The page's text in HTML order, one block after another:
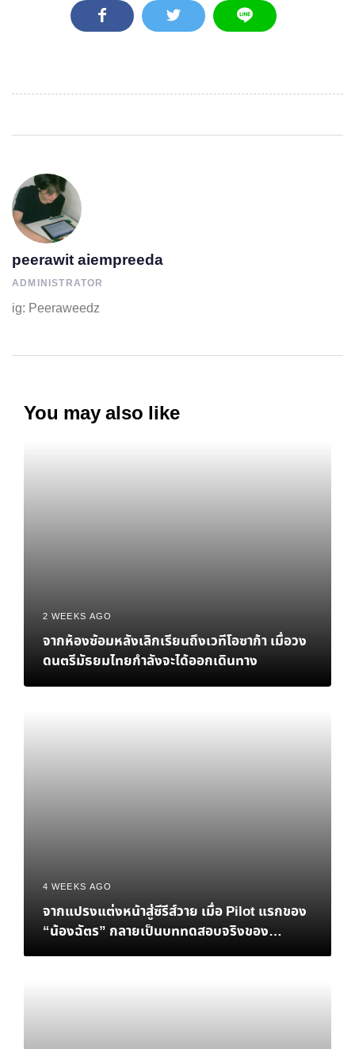
peerawit aiempreeda
ADMINISTRATOR
ig: Peeraweedz
You may also like
2 WEEKS AGO
จากห้องซ้อมหลังเลิกเรียนถึงเวทีโอซาก้า เมื่อวง
ดนตรีมัธยมไทยกำลังจะได้ออกเดินทาง
4 WEEKS AGO
จากแปรงแต่งหน้าสู่ซีรีส์วาย เมื่อ Pilot แรกของ
“น้องฉัตร” กลายเป็นบททดสอบจริงของ
Personal Brand